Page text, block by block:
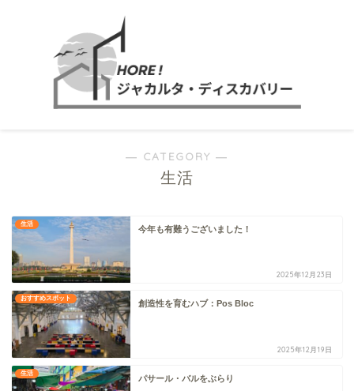
― CATEGORY ―
生活
生活
今年も有難うございました！
2025年12月23日
おすすめスポット
創造性を育むハブ：Pos Bloc
2025年12月19日
生活
パサール・バルをぶらり